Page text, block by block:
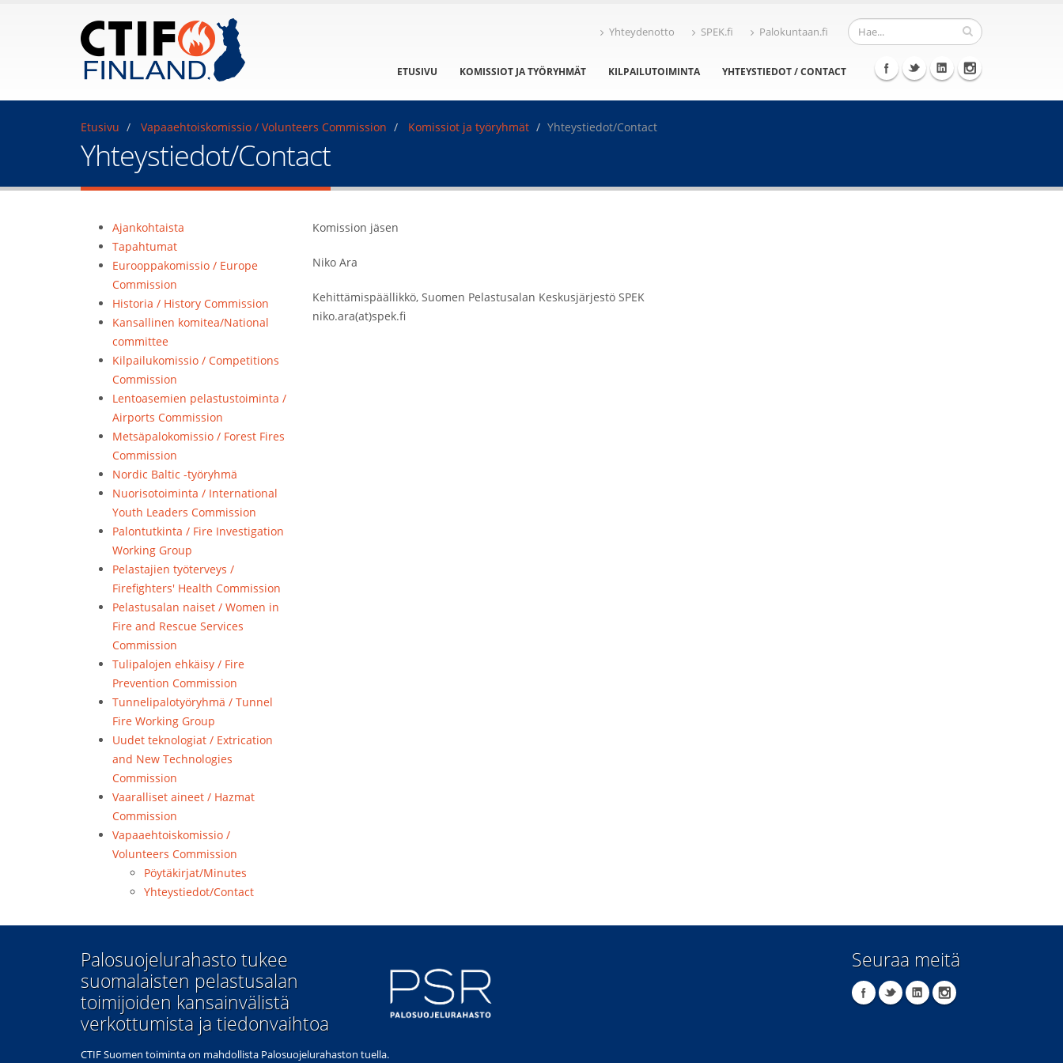
Yhteydenotto SPEK.fi Palokuntaan.fi
ETUSIVU KOMISSIOT JA TYÖRYHMÄT KILPAILUTOIMINTA YHTEYSTIEDOT / CONTACT
Etusivu Vapaaehtoiskomissio / Volunteers Commission Komissiot ja työryhmät Yhteystiedot/Contact
Yhteystiedot/Contact
Ajankohtaista
Tapahtumat
Eurooppakomissio / Europe
Commission
Historia / History Commission
Kansallinen komitea/National
committee
Kilpailukomissio / Competitions
Commission
Lentoasemien pelastustoiminta /
Airports Commission
Metsäpalokomissio / Forest Fires
Commission
Nordic Baltic -työryhmä
Nuorisotoiminta / International
Youth Leaders Commission
Palontutkinta / Fire Investigation
Working Group
Pelastajien työterveys /
Firefighters' Health Commission
Pelastusalan naiset / Women in
Fire and Rescue Services
Commission
Tulipalojen ehkäisy / Fire
Prevention Commission
Tunnelipalotyöryhmä / Tunnel
Fire Working Group
Uudet teknologiat / Extrication
and New Technologies
Commission
Vaaralliset aineet / Hazmat
Commission
Vapaaehtoiskomissio /
Volunteers Commission
Pöytäkirjat/Minutes
Yhteystiedot/Contact
Komission jäsen
Niko Ara
Kehittämispäällikkö, Suomen Pelastusalan Keskusjärjestö SPEK
niko.ara(at)spek.fi
​Palosuojelurahasto tukee
suomalaisten pelastusalan
toimijoiden kansainvälistä
verkottumista ja tiedonvaihtoa
CTIF Suomen toiminta on mahdollista Palosuojelurahaston tuella.
Seuraa meitä